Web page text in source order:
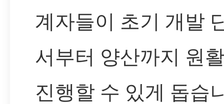
계자들이 초기 개발
서부터 양산까지 원
진행할 수 있게 돕습